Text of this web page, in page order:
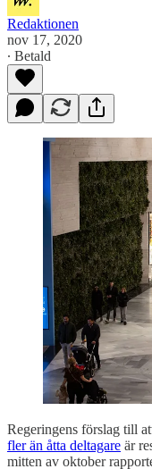
Redaktionen
nov 17, 2020
∙ Betald
Regeringens förslag till
fler än åtta deltagare är
mitten av oktober